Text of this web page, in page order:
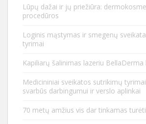
Lūpų dažai ir jų priežiūra:
procedūros
Loginis mąstymas ir smegenų
tyrimai
Kapiliarų šalinimas lazeriu BellaDerma
Medicininiai sveikatos sutrikimų
svarbūs darbingumui ir verslo aplinkai
70 metų amžius vis dar tinkamas